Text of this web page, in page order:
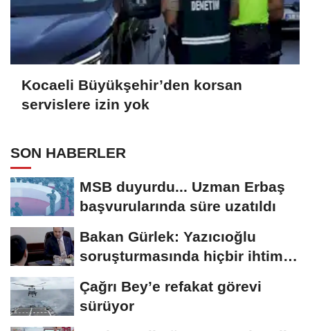
Kocaeli Büyükşehir’den korsan
servislere izin yok
SON HABERLER
MSB duyurdu... Uzman Erbaş
başvurularında süre uzatıldı
Bakan Gürlek: Yazıcıoğlu
soruşturmasında hiçbir ihtimal
Çağrı Bey’e refakat görevi
sürüyor